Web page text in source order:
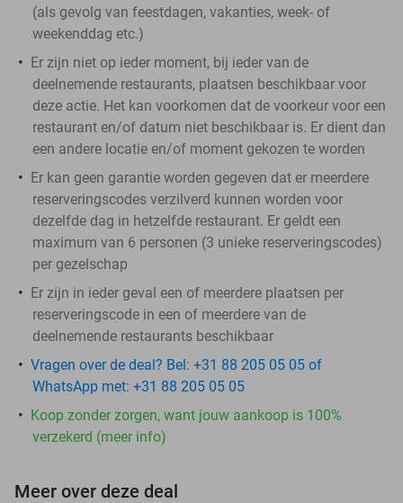
(als gevolg van feestdagen, vakanties, week- of
weekenddag etc.)
Er zijn niet op ieder moment, bij ieder van de
deelnemende restaurants, plaatsen beschikbaar voor
deze actie. Het kan voorkomen dat de voorkeur voor een
restaurant en/of datum niet beschikbaar is. Er dient dan
een andere locatie en/of moment gekozen te worden
Er kan geen garantie worden gegeven dat er meerdere
reserveringscodes verzilverd kunnen worden voor
dezelfde dag in hetzelfde restaurant. Er geldt een
maximum van 6 personen (3 unieke reserveringscodes)
per gezelschap
Er zijn in ieder geval een of meerdere plaatsen per
reserveringscode in een of meerdere van de
deelnemende restaurants beschikbaar
Vragen over de deal? Bel: +31 88 205 05 05 of
WhatsApp met: +31 88 205 05 05
Koop zonder zorgen, want jouw aankoop is 100%
verzekerd (meer info)
Meer over deze deal